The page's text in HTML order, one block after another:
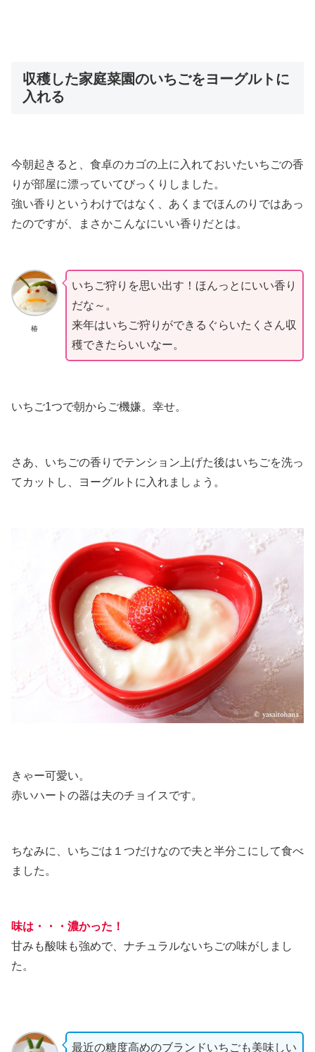
収穫した家庭菜園のいちごをヨーグルトに
入れる
今朝起きると、食卓のカゴの上に入れておいたいちごの香
りが部屋に漂っていてびっくりしました。
強い香りというわけではなく、あくまでほんのりではあっ
たのですが、まさかこんなにいい香りだとは。
椿
いちご狩りを思い出す！ほんっとにいい香り
だな～。
来年はいちご狩りができるぐらいたくさん収
穫できたらいいなー。
いちご1つで朝からご機嫌。幸せ。
さあ、いちごの香りでテンション上げた後はいちごを洗っ
てカットし、ヨーグルトに入れましょう。
きゃー可愛い。
赤いハートの器は夫のチョイスです。
ちなみに、いちごは１つだけなので夫と半分こにして食べ
ました。
味は・・・濃かった！
甘みも酸味も強めで、ナチュラルないちごの味がしまし
た。
最近の糖度高めのブランドいちごも美味しい